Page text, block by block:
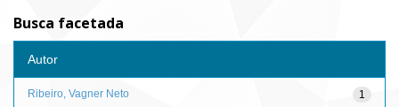
Busca facetada
Autor
1
Ribeiro, Vagner Neto